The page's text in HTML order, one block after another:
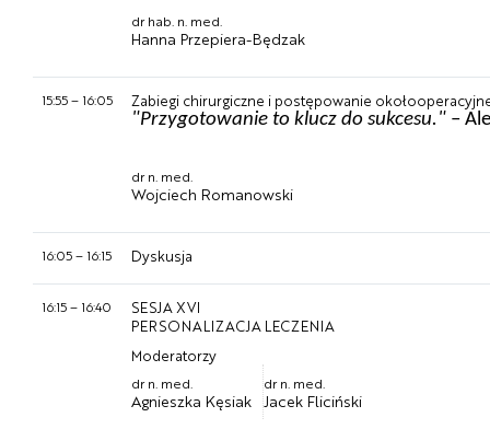
dr hab. n. med.
Hanna Przepiera-Będzak
15:55– 16:05 Zabiegi chirurgiczne i postępowanie
"Przygotowanie to klucz do sukcesu." –
dr n. med.
Wojciech Romanowski
16:05– 16:15 Dyskusja
16:15– 16:40
SESJA XVI
PERSONALIZACJA LECZENIA
Moderatorzy
dr n. med.
Agnieszka Kęsiak
dr n. med.
Jacek Fliciński